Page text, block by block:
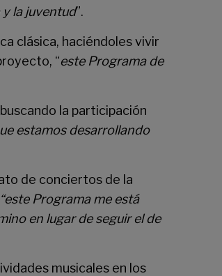
la juventud”.
clásica, haciéndoles vivir
“este Programa de
la participación
estamos desarrollando
de conciertos de la
“este Programa me está
en lugar de seguir el de
musicales en los